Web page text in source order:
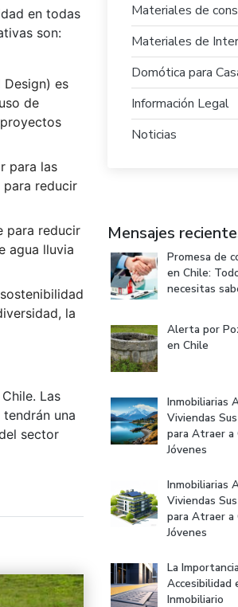
en todas
son:
Design) es
de
para las
para reducir
para reducir
agua lluvia
la
Las
una
sector
Materiales de
Materiales de
Domótica para
Información Legal
Noticias
Mensajes
Promesa de
en Chile:
necesitas
Alerta por
en Chile
Inmobiliarias
Viviendas
para Atraer a
Jóvenes
Inmobiliarias
Viviendas
para Atraer a
Jóvenes
La
Accesibilidad
Inmobiliario